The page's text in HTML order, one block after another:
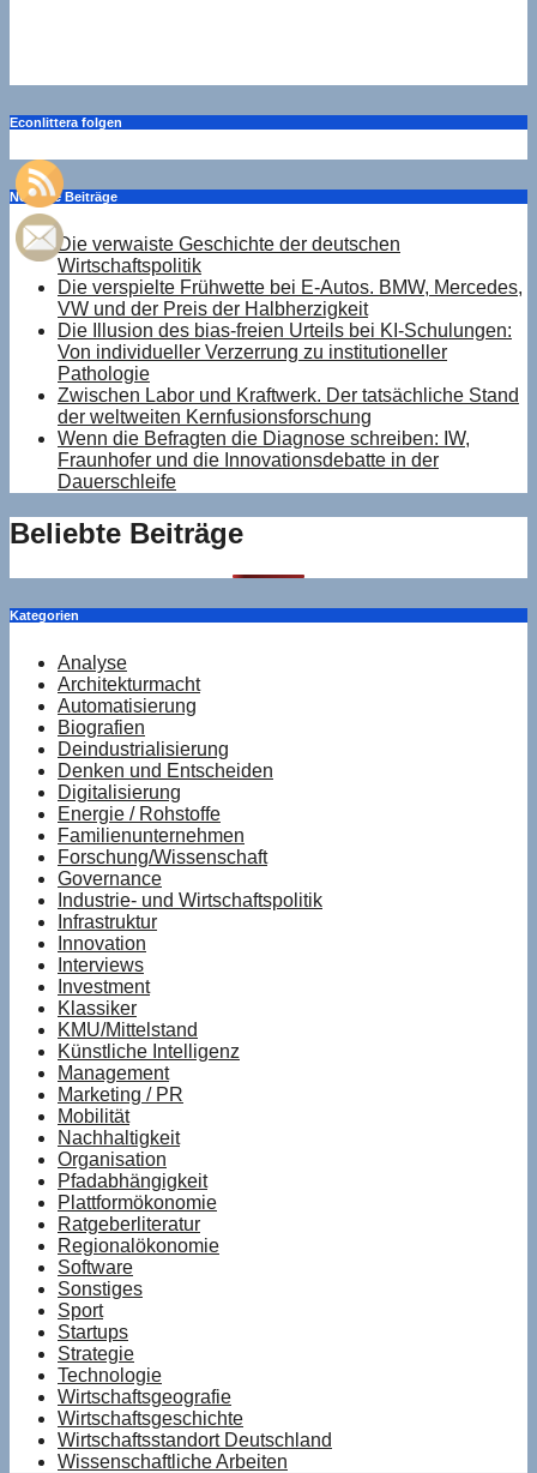
Econlittera folgen
Neueste Beiträge
Die verwaiste Geschichte der deutschen
Wirtschaftspolitik
Die verspielte Frühwette bei E-Autos. BMW, Mercedes,
VW und der Preis der Halbherzigkeit
Die Illusion des bias-freien Urteils bei KI-Schulungen:
Von individueller Verzerrung zu institutioneller
Pathologie
Zwischen Labor und Kraftwerk. Der tatsächliche Stand
der weltweiten Kernfusionsforschung
Wenn die Befragten die Diagnose schreiben: IW,
Fraunhofer und die Innovationsdebatte in der
Dauerschleife
Beliebte Beiträge
Kategorien
Analyse
Architekturmacht
Automatisierung
Biografien
Deindustrialisierung
Denken und Entscheiden
Digitalisierung
Energie / Rohstoffe
Familienunternehmen
Forschung/Wissenschaft
Governance
Industrie- und Wirtschaftspolitik
Infrastruktur
Innovation
Interviews
Investment
Klassiker
KMU/Mittelstand
Künstliche Intelligenz
Management
Marketing / PR
Mobilität
Nachhaltigkeit
Organisation
Pfadabhängigkeit
Plattformökonomie
Ratgeberliteratur
Regionalökonomie
Software
Sonstiges
Sport
Startups
Strategie
Technologie
Wirtschaftsgeografie
Wirtschaftsgeschichte
Wirtschaftsstandort Deutschland
Wissenschaftliche Arbeiten